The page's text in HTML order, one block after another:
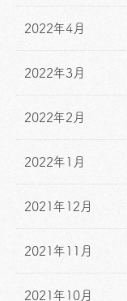
2022年4月
2022年3月
2022年2月
2022年1月
2021年12月
2021年11月
2021年10月